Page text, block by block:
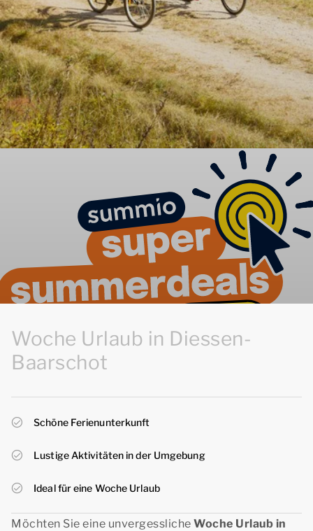
Woche Urlaub in Diessen-
Baarschot
Schöne Ferienunterkunft
Lustige Aktivitäten in der Umgebung
Ideal für eine Woche Urlaub
Möchten Sie eine unvergessliche Woche Urlaub in